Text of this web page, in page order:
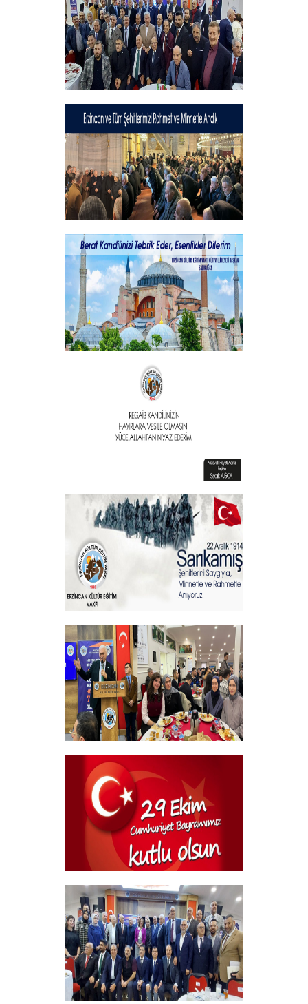
Geleneksel İftar Programımız
+
Şehitlerimizi Rahmet ve Minnetle
Andık...
+
Vakıf Başkanımızdan Kandil mesajı
+
Vakıf Başkanımızdan Kandil mesajı
+
Sehitlerimizi Rahmetle Anıyoruz
+
Geleneksel Bursiyer öğrencilerimizle
kahvaltı Programı
+
29 Ekim Cumhuriyet Bayramı
+